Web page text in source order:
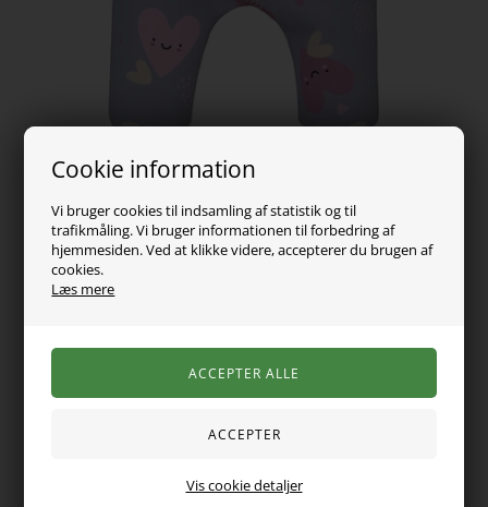
Cookie information
Vi bruger cookies til indsamling af statistik og til
trafikmåling. Vi bruger informationen til forbedring af
hjemmesiden. Ved at klikke videre, accepterer du brugen af
cookies.
Læs mere
Vis cookie detaljer
69,00DKK
og elastikkant ved anklerne. Bukserne er i en fin farve og er